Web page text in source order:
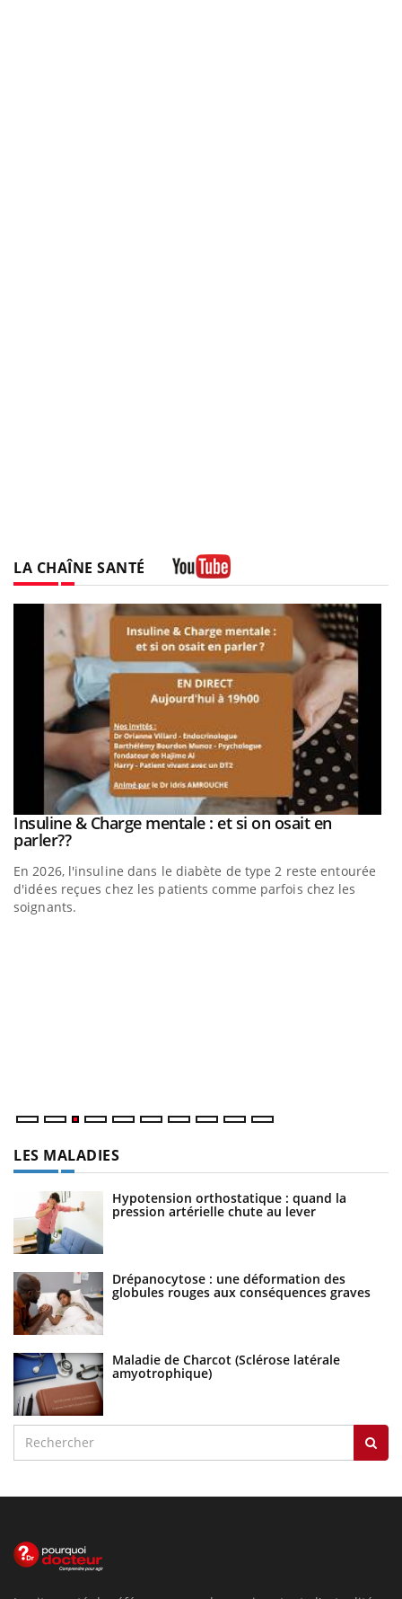
LA CHAÎNE SANTÉ
Youtube
Insuline & Charge mentale : et si on osait en
parler??Youtube
En 2026, l'insuline dans le diabète de type 2 reste entourée
d'idées reçues chez les patients comme parfois chez les
soignants.
LES MALADIES
Hypotension orthostatique : quand la
pression artérielle chute au lever
Drépanocytose : une déformation des
globules rouges aux conséquences graves
Maladie de Charcot (Sclérose latérale
amyotrophique)